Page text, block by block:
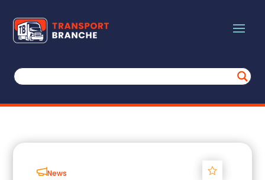
News
Track